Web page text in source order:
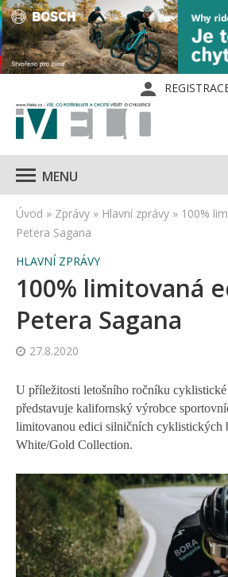
MENU
Úvod » Zprávy » Hlavní zprávy » 100%
Petera Sagana
HLAVNÍ ZPRÁVY
100% limitovaná
Petera Sagana
27.8.2020
U příležitosti letošního ročníku cyklistické
představuje kalifornský výrobce
limitovanou edici silničních cyklistických
White/Gold Collection.